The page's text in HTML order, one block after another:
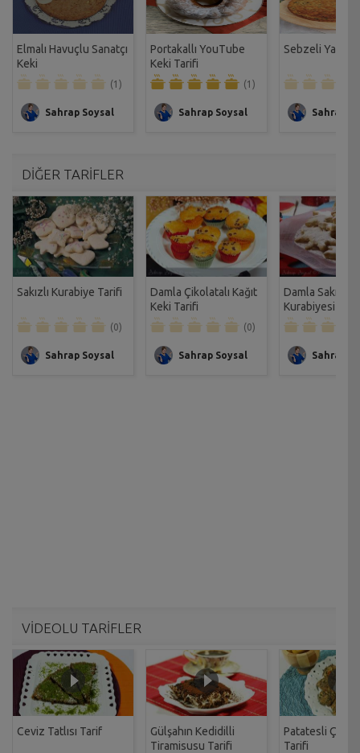
Elmalı Havuçlu Sanatçı
Keki
(1)
Sahrap Soysal
Portakallı YouTube
Keki Tarifi
(1)
Sahrap Soysal
Sebzeli Yaz
Sahrap
DİĞER TARİFLER
Sakızlı Kurabiye Tarifi
(0)
Sahrap Soysal
Damla Çikolatalı Kağıt
Keki Tarifi
(0)
Sahrap Soysal
Damla Sakızlı
Kurabiyesi
Sahrap
VİDEOLU TARİFLER
Ceviz Tatlısı Tarif
Gülşahın Kedidilli
Tiramisusu Tarifi
Patatesli Çıtır
Tarifi